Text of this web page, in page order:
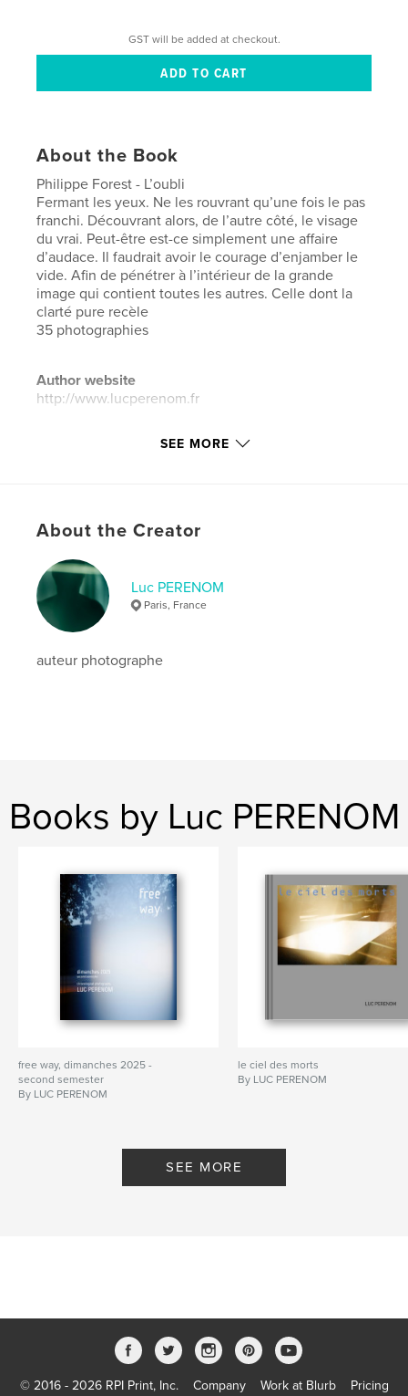
GST will be added at checkout.
About the Book
Philippe Forest - L’oubli
Fermant les yeux. Ne les rouvrant qu’une fois le pas
franchi. Découvrant alors, de l’autre côté, le visage
du vrai. Peut-être est-ce simplement une affaire
d’audace. Il faudrait avoir le courage d’enjamber le
vide. Afin de pénétrer à l’intérieur de la grande
image qui contient toutes les autres. Celle dont la
clarté pure recèle
35 photographies
Author website
http://www.lucperenom.fr
Features & Details
Project Option:Large Square, 12×12 in, 30×30 cm
# of Pages:
Publish Date:
May 11, 2026
LanguageFrench
Keywords
photographie , homme
SEE MORE
About the Creator
Luc PERENOM
Paris, France
auteur photographe
Books by Luc PERENOM
free way, dimanches 2025 -
second semester
By LUC PERENOM
le ciel des morts
By LUC PERENOM
SEE MORE
© 2016 - 2026 RPI Print, Inc. Company Work at Blurb Pricing